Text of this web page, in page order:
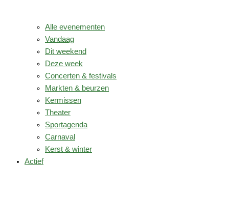
Alle evenementen
Vandaag
Dit weekend
Deze week
Concerten & festivals
Markten & beurzen
Kermissen
Theater
Sportagenda
Carnaval
Kerst & winter
Actief